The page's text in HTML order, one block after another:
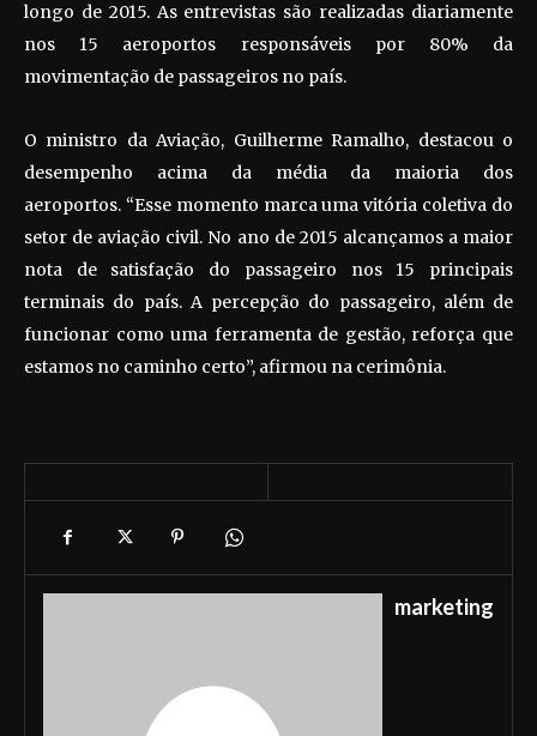
longo de 2015. As entrevistas são realizadas diariamente
nos 15 aeroportos responsáveis por 80% da
movimentação de passageiros no país.
O ministro da Aviação, Guilherme Ramalho, destacou o
desempenho acima da média da maioria dos
aeroportos. “Esse momento marca uma vitória coletiva do
setor de aviação civil. No ano de 2015 alcançamos a maior
nota de satisfação do passageiro nos 15 principais
terminais do país. A percepção do passageiro, além de
funcionar como uma ferramenta de gestão, reforça que
estamos no caminho certo”, afirmou na cerimônia.
marketing